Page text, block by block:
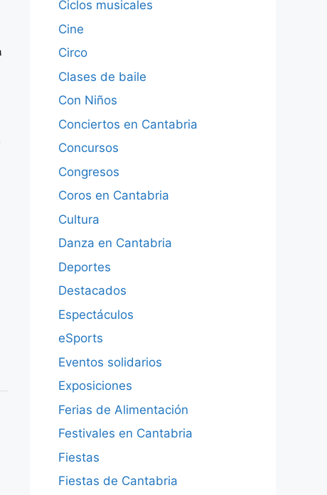
Ciclos musicales
Cine
Circo
Clases de baile
Con Niños
Conciertos en Cantabria
Concursos
Congresos
Coros en Cantabria
Cultura
Danza en Cantabria
Deportes
Destacados
Espectáculos
eSports
Eventos solidarios
Exposiciones
Ferias de Alimentación
Festivales en Cantabria
Fiestas
Fiestas de Cantabria